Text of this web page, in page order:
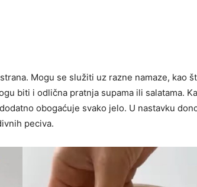
Mogu se služiti uz razne namaze, kao
biti i odlična pratnja supama ili salatama.
obogaćuje svako jelo. U nastavku
peciva.